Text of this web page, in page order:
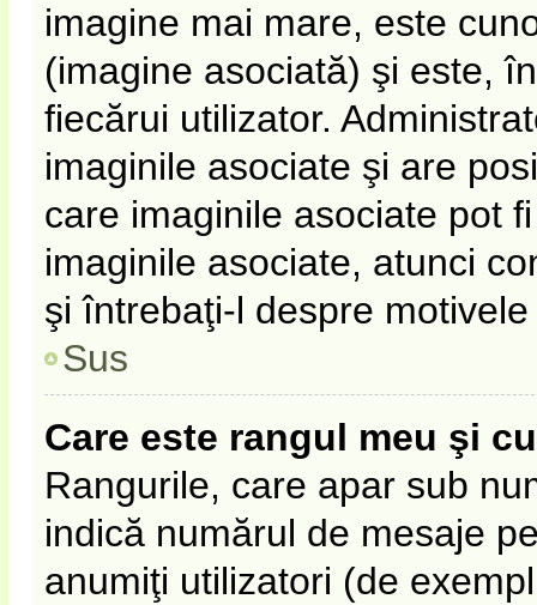
imagine mai mare, este
(imagine asociată) şi este,
fiecărui utilizator.
imaginile asociate şi are
care imaginile asociate pot
imaginile asociate, atunci
şi întrebaţi-l despre
Sus
Care este rangul meu şi
Rangurile, care apar sub
indică numărul de mesaje
anumiţi utilizatori (de